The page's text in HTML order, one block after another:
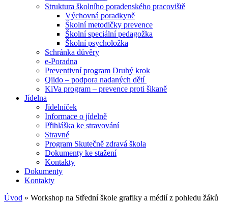
Struktura školního poradenského pracoviště
Výchovná poradkyně
Školní metodičky prevence
Školní speciální pedagožka
Školní psycholožka
Schránka důvěry
e-Poradna
Preventivní program Druhý krok
Qiido – podpora nadaných dětí
KiVa program – prevence proti šikaně
Jídelna
Jídelníček
Informace o jídelně
Přihláška ke stravování
Stravné
Program Skutečně zdravá škola
Dokumenty ke stažení
Kontakty
Dokumenty
Kontakty
Úvod » Workshop na Střední škole grafiky a médií z pohledu žáků